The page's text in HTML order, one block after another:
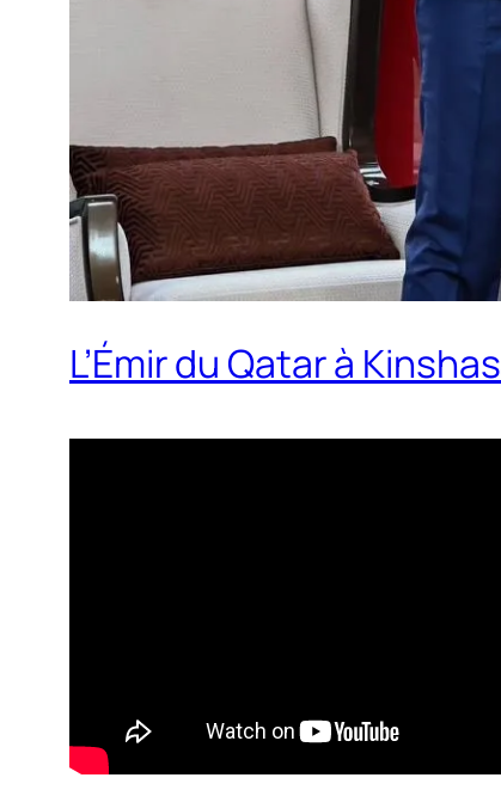
L’Émir du Qatar à